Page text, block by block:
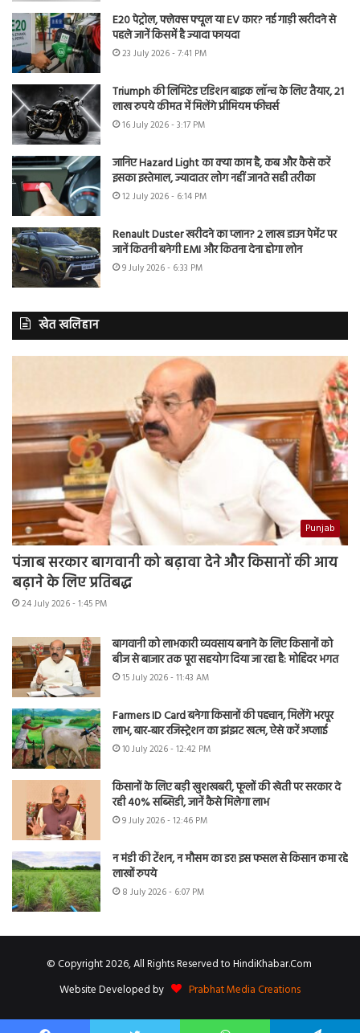
E20 पेट्रोल, फ्लेक्स फ्यूल या EV कार? नई गाड़ी खरीदने से
पहले जानें किसमें है ज्यादा फायदा
23 July 2026 - 7:41 PM
Triumph की लिमिटेड एडिशन बाइक लॉन्च के लिए तैयार, 21
लाख रुपये कीमत में मिलेंगे प्रीमियम फीचर्स
16 July 2026 - 3:17 PM
जानिए Hazard Light का क्या काम है, कब और कैसे करें
इसका इस्तेमाल, ज्यादातर लोग नहीं जानते सही तरीका
12 July 2026 - 6:14 PM
Renault Duster खरीदने का प्लान? 2 लाख डाउन पेमेंट पर
जानें कितनी बनेगी EMI और कितना देना होगा लोन
9 July 2026 - 6:33 PM
खेत खलिहान
Punjab
पंजाब सरकार बागवानी को बढ़ावा देने और किसानों की आय
बढ़ाने के लिए प्रतिबद्ध
24 July 2026 - 1:45 PM
बागवानी को लाभकारी व्यवसाय बनाने के लिए किसानों को
बीज से बाजार तक पूरा सहयोग दिया जा रहा है: मोहिंदर भगत
15 July 2026 - 11:43 AM
Farmers ID Card बनेगा किसानों की पहचान, मिलेंगे भरपूर
लाभ, बार-बार रजिस्ट्रेशन का झंझट खत्म, ऐसे करें अप्लाई
10 July 2026 - 12:42 PM
किसानों के लिए बड़ी खुशखबरी, फूलों की खेती पर सरकार दे
रही 40% सब्सिडी, जानें कैसे मिलेगा लाभ
9 July 2026 - 12:46 PM
न मंडी की टेंशन, न मौसम का डर! इस फसल से किसान कमा रहे
लाखों रुपये
8 July 2026 - 6:07 PM
© Copyright 2026, All Rights Reserved to HindiKhabar.Com
Website Developed by
Prabhat Media Creations